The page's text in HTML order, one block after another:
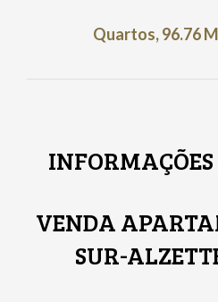
Quartos, 96.76
VENDA
SUR-